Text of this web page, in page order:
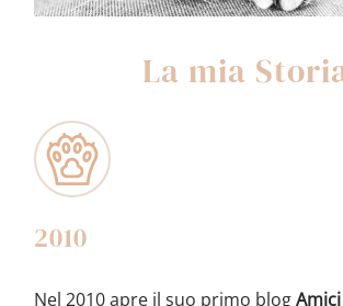
La mia
2010
Nel 2010 apre il suo primo blog